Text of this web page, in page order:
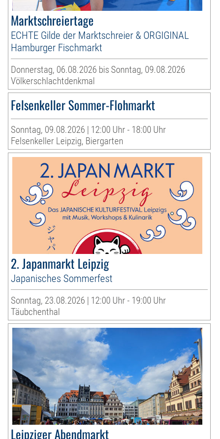
Marktschreiertage
ECHTE Gilde der Marktschreier & ORGIGINAL
Hamburger Fischmarkt
Donnerstag, 06.08.2026 bis Sonntag, 09.08.2026
Völkerschlachtdenkmal
Felsenkeller Sommer-Flohmarkt
Sonntag, 09.08.2026 | 12:00 Uhr - 18:00 Uhr
Felsenkeller Leipzig, Biergarten
2. Japanmarkt Leipzig
Japanisches Sommerfest
Sonntag, 23.08.2026 | 12:00 Uhr - 19:00 Uhr
Täubchenthal
Leipziger Abendmarkt